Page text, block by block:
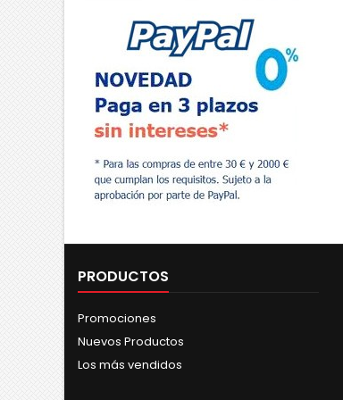
PRODUCTOS
Promociones
Nuevos Productos
Los más vendidos